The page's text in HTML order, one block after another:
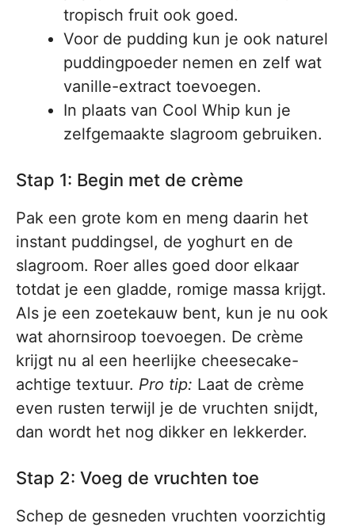
tropisch fruit ook goed.
Voor de pudding kun je ook naturel
puddingpoeder nemen en zelf wat
vanille-extract toevoegen.
In plaats van Cool Whip kun je
zelfgemaakte slagroom gebruiken.
Stap 1: Begin met de crème
Pak een grote kom en meng daarin het
instant puddingsel, de yoghurt en de
slagroom. Roer alles goed door elkaar
totdat je een gladde, romige massa krijgt.
Als je een zoetekauw bent, kun je nu ook
wat ahornsiroop toevoegen. De crème
krijgt nu al een heerlijke cheesecake-
achtige textuur. Pro tip: Laat de crème
even rusten terwijl je de vruchten snijdt,
dan wordt het nog dikker en lekkerder.
Stap 2: Voeg de vruchten toe
Schep de gesneden vruchten voorzichtig